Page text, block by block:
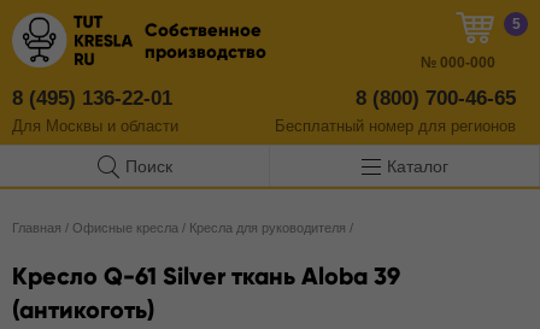
Собственное
производство
8 (495) 136-22-01
Для Москвы и области
8 (800) 700-46-65
Бесплатный номер для регионов
5
№ 000-000
Поиск Каталог
Главная / Офисные кресла / Кресла для руководителя /
Кресло Q-61 Silver ткань Aloba 39
(антикоготь)